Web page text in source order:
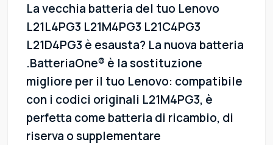
La vecchia batteria del tuo Lenovo
L21L4PG3 L21M4PG3 L21C4PG3
L21D4PG3 è esausta? La nuova batteria
.BatteriaOne® è la sostituzione
migliore per il tuo Lenovo: compatibile
con i codici originali L21M4PG3, è
perfetta come batteria di ricambio, di
riserva o supplementare